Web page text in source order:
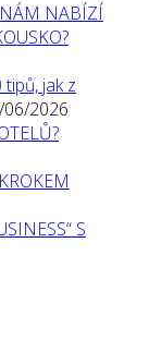
NABÍZÍ
tipů, jak z
06/2026
S